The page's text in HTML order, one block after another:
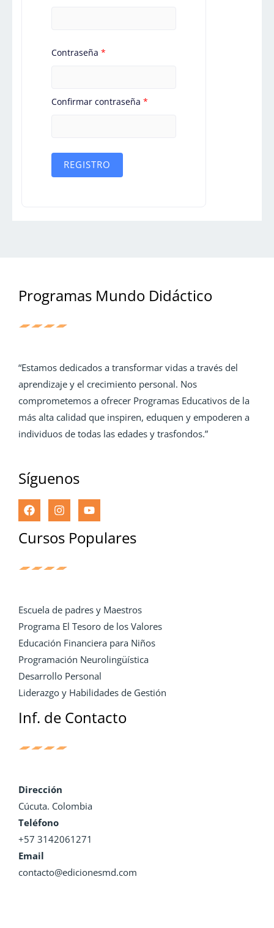
Contraseña *
Confirmar contraseña *
REGISTRO
Programas Mundo Didáctico
“Estamos dedicados a transformar vidas a través del
aprendizaje y el crecimiento personal. Nos
comprometemos a ofrecer Programas Educativos de la
más alta calidad que inspiren, eduquen y empoderen a
individuos de todas las edades y trasfondos.”
Síguenos
Cursos Populares
Escuela de padres y Maestros
Programa El Tesoro de los Valores
Educación Financiera para Niños
Programación Neurolingüística
Desarrollo Personal
Liderazgo y Habilidades de Gestión
Inf. de Contacto
Dirección
Cúcuta. Colombia
Teléfono
+57 3142061271
Email
contacto@edicionesmd.com